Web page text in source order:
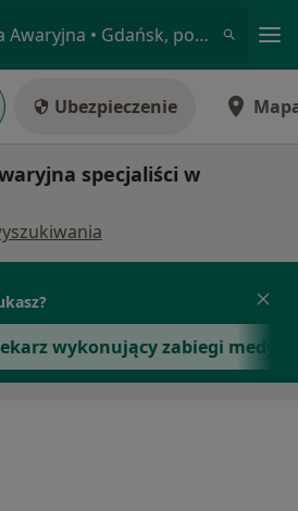
Antykoncepcja Awaryjna • Gdańsk, pomorskie
Ubezpieczenie
specjaliści w
wykonujący zabiegi